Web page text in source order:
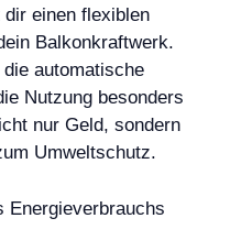
einen flexiblen
Balkonkraftwerk.
die automatische
Nutzung besonders
nur Geld, sondern
Umweltschutz.
Energieverbrauchs